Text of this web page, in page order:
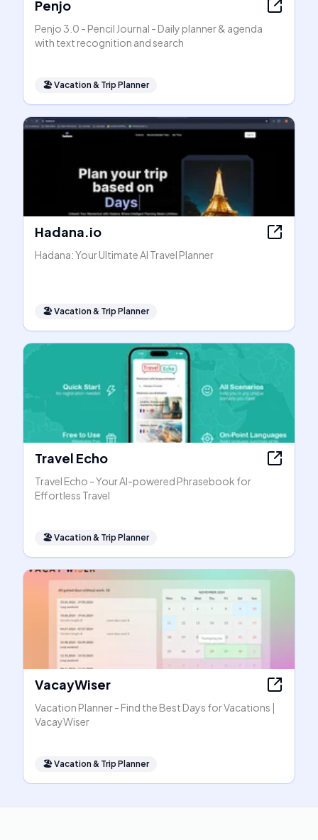
Penjo
Penjo 3.0 - Pencil Journal - Daily planner & agenda
with text recognition and search
🏖Vacation & Trip Planner
Hadana.io
Hadana: Your Ultimate AI Travel Planner
🏖Vacation & Trip Planner
Travel Echo
Travel Echo - Your AI-powered Phrasebook for
Effortless Travel
🏖Vacation & Trip Planner
VacayWiser
Vacation Planner - Find the Best Days for Vacations |
VacayWiser
🏖Vacation & Trip Planner